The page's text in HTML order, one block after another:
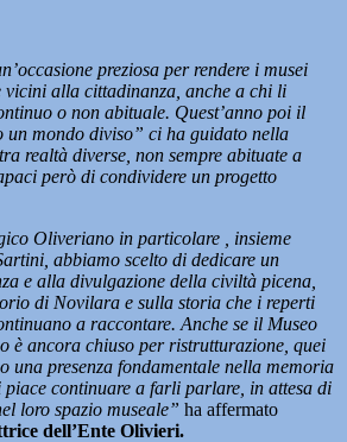
preziosa per rendere i musei
vicini alla cittadinanza, anche a chi li
o non abituale. Quest’anno poi il
un mondo diviso” ci ha guidato nella
realtà diverse, non sempre abituate a
però di condividere un progetto
Oliveriano in particolare , insieme
abbiamo scelto di dedicare un
e alla divulgazione della civiltà picena,
di Novilara e sulla storia che i reperti
a raccontare. Anche se il Museo
è ancora chiuso per ristrutturazione, quei
una presenza fondamentale nella memoria
continuare a farli parlare, in attesa di
loro spazio museale” ha affermato
dell’Ente Olivieri.